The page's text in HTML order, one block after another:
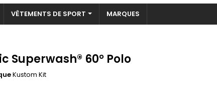
VÊTEMENTS DE SPORT MARQUES
Superwash® 60° Polo
Kustom Kit